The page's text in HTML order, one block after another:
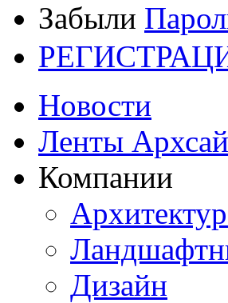
Забыли
Новости
Ленты
Компании
Дизайн